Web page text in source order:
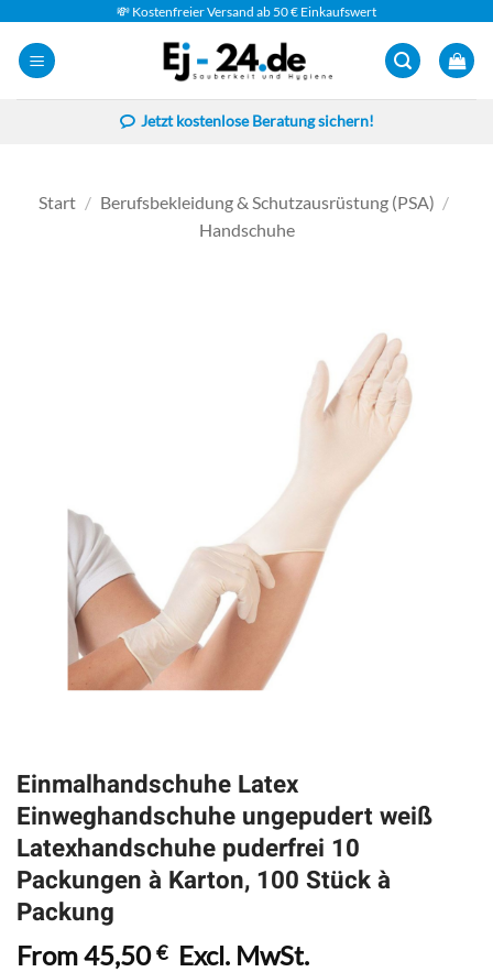
Inhalt
springen
💸 Kostenfreier Versand ab 50 € Einkaufswert
Jetzt kostenlose Beratung sichern!
Start / Berufsbekleidung & Schutzausrüstung (PSA) /
Handschuhe
Einmalhandschuhe Latex
Einweghandschuhe ungepudert weiß
Latexhandschuhe puderfrei 10
Packungen à Karton, 100 Stück à
Packung
From45,50€ Excl. MwSt.